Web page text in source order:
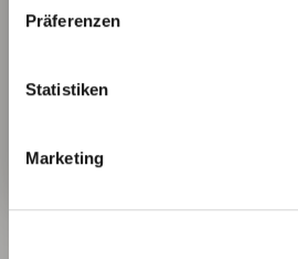
Präferenzen
Statistiken
Marketing
schmeckt, passt er zu jeder
vollen Genuss entfaltet der
unterstreicht die Atmosphäre
sei es ein festliches
ausgewählter Wein rundet
Mit